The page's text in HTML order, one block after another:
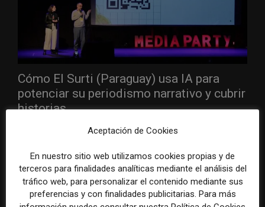
Cómo El Surti (Paraguay) usa IA para
potenciar su periodismo narrativo y cubrir
historias...
31 octubre, 2024
conversacionales para contar historias reales y abordar temáticas
complejas, como el narcotráfico? ¿De qué...
Aceptación de Cookies
En nuestro sitio web utilizamos cookies propias y de
terceros para finalidades analíticas mediante el análisis del
tráfico web, para personalizar el contenido mediante sus
preferencias y con finalidades publicitarias. Para más